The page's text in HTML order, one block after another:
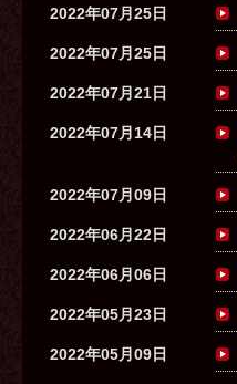
2022年07月25日
2022年07月25日
2022年07月21日
2022年07月14日
2022年07月09日
2022年06月22日
2022年06月06日
2022年05月23日
2022年05月09日